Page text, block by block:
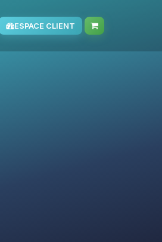
ESPACE CLIENT